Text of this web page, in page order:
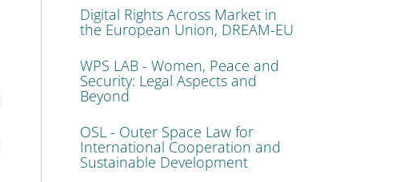
Digital Rights Across Market in
the European Union, DREAM-EU
WPS LAB - Women, Peace and
Security: Legal Aspects and
Beyond
OSL - Outer Space Law for
International Cooperation and
Sustainable Development